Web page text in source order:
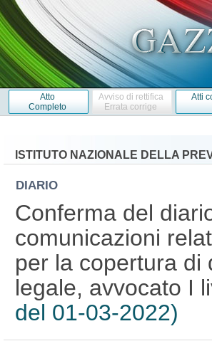
Atto
Completo
Avviso di rettifica
Errata corrige
Atti
ISTITUTO NAZIONALE DELLA
DIARIO
Conferma del
comunicazioni
per la copertura di
legale, avvocato I
del 01-03-2022)